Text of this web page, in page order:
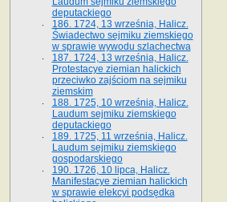
deputackiego
186. 1724, 13 września, Halicz.
Świadectwo sejmiku ziemskiego
w sprawie wywodu szlachectwa
187. 1724, 13 września, Halicz.
Protestacye ziemian halickich
przeciwko zajściom na sejmiku
ziemskim
188. 1725, 10 września, Halicz.
Laudum sejmiku ziemskiego
deputackiego
189. 1725, 11 września, Halicz.
Laudum sejmiku ziemskiego
gospodarskiego
190. 1726, 10 lipca, Halicz.
Manifestacye ziemian halickich
w sprawie elekcyi podsędka